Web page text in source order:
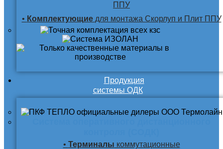
ППУ
• Комплектующие для монтажа Скорлуп и Плит ППУ
Продукция
системы ОДК
• Терминалы коммутационные